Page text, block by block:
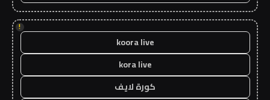
!
koora live
kora live
كورة لايف